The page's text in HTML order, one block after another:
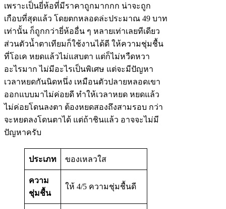
เพราะเป็นยี่ห้อที่มีราคาถูกมากกก น่าจะถูก
เกือบที่สุดแล้ว โดยตกหลอดล่ะประมาณ​ 49 บาท
เท่านั้น ก็ถูกกว่ายี่ห้ออื่น ๆ หลายเท่าเลยทีเดียว
ส่วนตัวน้ำตาเทียมก็ใช้งานได้ดี ให้ความชุ่มชื้น
ที่โอเค หยดแล้วไม่แสบตา แต่ก็ไม่หวืดหวา
อะไรมาก ไม่มีอะไรเป็นพิเศษ แต่จะมีปัญหา
เวลาหยดกันนิดหนึ่ง เหมือนตัวปลายหลอดเขา
ออกแบบมาไม่ค่อยดี ทำให้เวลาหยด หยดแล้ว
ไม่ค่อยโดนลงตา ต้องหยดสองถึงสามรอบ กว่า
จะหยดลงโดนตาได้ แต่ถ้าชินแล้ว อาจจะไม่มี
ปัญหาครับ
ประเภท ของเหลวใส
ความ
ชุ่มชื้น
ให้ 4/5 ความชุ่มชื้นดี